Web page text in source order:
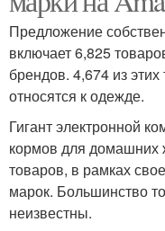
Предложение
включает 6,825
брендов. 4,674 из
относятся к одежде.
Гигант электронной
кормов для домашних
товаров, в рамках
марок. Большинство
неизвестны.